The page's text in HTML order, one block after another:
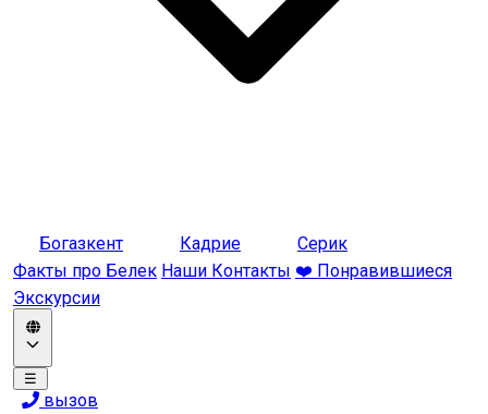
Богазкент Кадрие
Серик
Факты про Белек Наши Контакты ❤️ Понравившиеся
Экскурсии
☰
вызов